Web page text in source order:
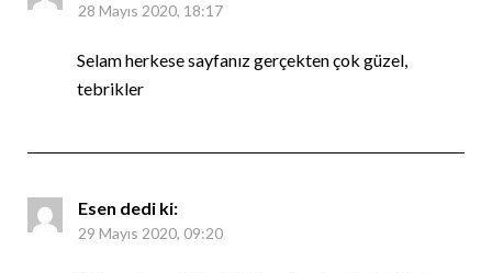
28 Mayıs 2020, 18:17
Selam herkese sayfanız gerçekten çok güzel,
tebrikler
Esen dedi ki:
29 Mayıs 2020, 09:20